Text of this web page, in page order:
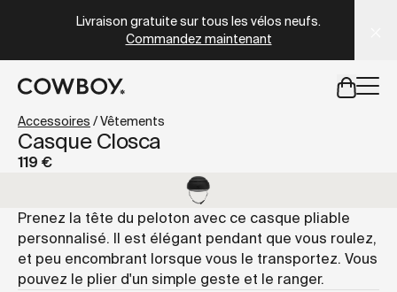
Livraison gratuite sur tous les vélos neufs.
Commandez maintenant
mais
Casque Closca
119 €
Prenez la tête du peloton avec ce casque pliable
personnalisé. Il est élégant pendant que vous roulez,
et peu encombrant lorsque vous le transportez. Vous
pouvez le plier d'un simple geste et le ranger.
Accessoires /Vêtements